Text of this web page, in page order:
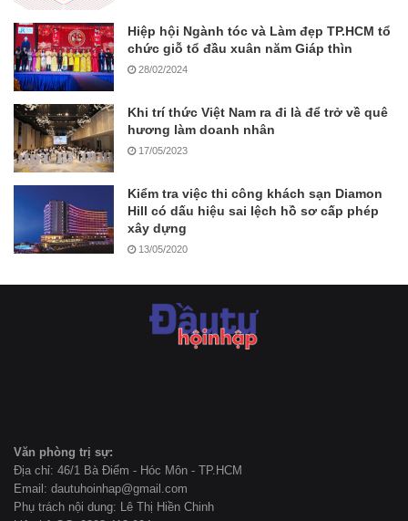
Hiệp hội Ngành tóc và Làm đẹp TP.HCM tổ
chức giỗ tổ đầu xuân năm Giáp thìn
28/02/2024
Khi trí thức Việt Nam ra đi là để trở về quê
hương làm doanh nhân
17/05/2023
Kiểm tra việc thi công khách sạn Diamon
Hill có dấu hiệu sai lệch hồ sơ cấp phép
xây dựng
13/05/2020
Văn phòng trị sự:
Địa chỉ: 46/1 Bà Điểm - Hóc Môn - TP.HCM
Email: dautuhoinhap@gmail.com
Phụ trách nội dung: Lê Thị Hiền Chinh